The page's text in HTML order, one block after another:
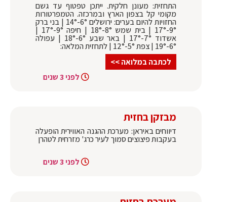
התחזית: מעונן חלקית. ייתכן טפטוף עד גשם
מקומי קל בצפון הארץ ובמרכזה. הטמפרטורות
החזויות להיום בערים: ירושלים 6°-14° | בני ברק
9°-17° | בית שמש 8°-18° | חיפה 9°-17° |
אשדוד 7°-17° | באר שבע 6°-18° | עפולה
6°-19° | צפת 5°-12° | לתחזית המלאה:
לכתבה במלואה >>
לפני 3 שנים
מבזקן בחזית
דיווחים באיראן: מערכת ההגנה האווירית הופעלה
בעקבות פיצוצים סמוך לעיר כרג' מזרחית לטהרן
לפני 3 שנים